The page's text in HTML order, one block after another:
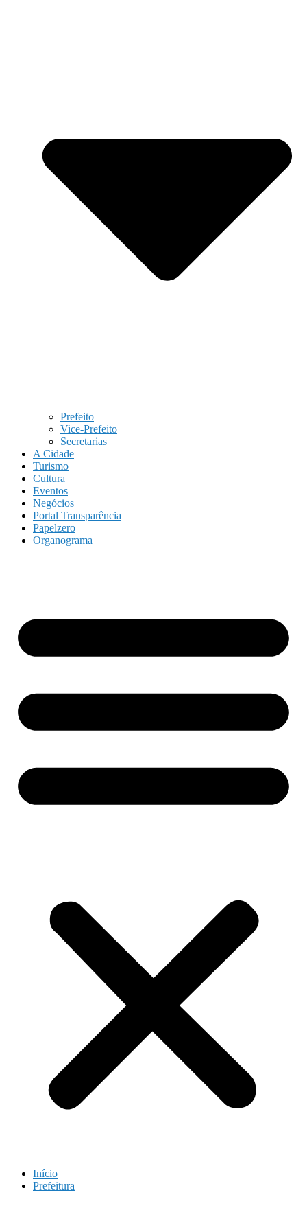
Prefeito
Vice-Prefeito
Secretarias
A Cidade
Turismo
Cultura
Eventos
Negócios
Portal Transparência
Papelzero
Organograma
Início
Prefeitura